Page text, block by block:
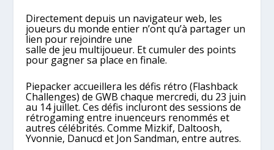
Directement depuis un navigateur web, les
joueurs du monde entier n’ont qu’à partager un
lien pour rejoindre une
salle de jeu multijoueur. Et cumuler des points
pour gagner sa place en finale.
Piepacker accueillera les défis rétro (Flashback
Challenges) de GWB chaque mercredi, du 23 juin
au 14 juillet. Ces défis incluront des sessions de
rétrogaming entre inuenceurs renommés et
autres célébrités. Comme Mizkif, Daltoosh,
Yvonnie, Danucd et Jon Sandman, entre autres.